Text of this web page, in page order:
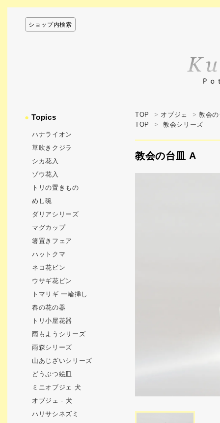
ショップ内検索
TOP > オブジェ > 教会
TOP
> 教会シリーズ
教会の台皿 A
●Topics
ハナライオン
草吹きクジラ
シカ花入
ゾウ花入
トリの置きもの
めし碗
ダリアシリーズ
マグカップ
箸置きフェア
ハットクマ
ネコ花ビン
ウサギ花ビン
トマリギ 一輪挿し
春の花の器
トリ小屋花器
雨もようシリーズ
雨森シリーズ
山あじざいシリーズ
どうぶつ絵皿
ミニオブジェ 犬
オブジェ - 犬
ハリサシネズミ